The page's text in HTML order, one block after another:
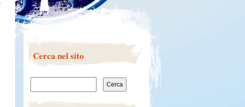
Cerca nel sito
Ricerca per: